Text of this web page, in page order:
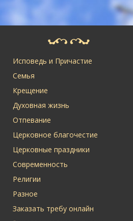
Исповедь и Причастие
Семья
Крещение
Духовная жизнь
Отпевание
Церковное благочестие
Церковные праздники
Современность
Религии
Разное
Заказать требу онлайн